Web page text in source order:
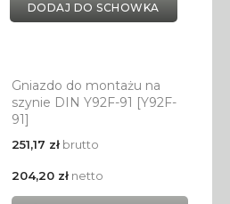
DODAJ DO SCHOWKA
Gniazdo do montażu na
szynie DIN Y92F-91 [Y92F-
91]
251,17 złbrutto
204,20 złnetto